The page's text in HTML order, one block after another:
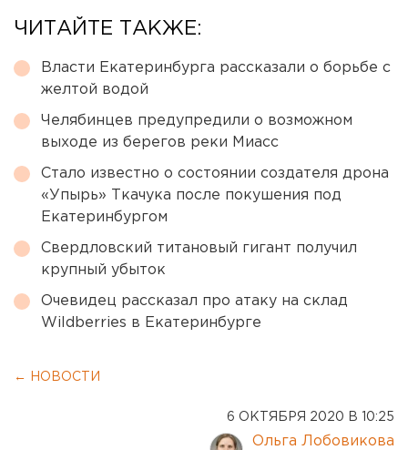
ЧИТАЙТЕ ТАКЖЕ:
Власти Екатеринбурга рассказали о борьбе с
желтой водой
Челябинцев предупредили о возможном
выходе из берегов реки Миасс
Стало известно о состоянии создателя дрона
«Упырь» Ткачука после покушения под
Екатеринбургом
Свердловский титановый гигант получил
крупный убыток
Очевидец рассказал про атаку на склад
Wildberries в Екатеринбурге
← НОВОСТИ
6 ОКТЯБРЯ 2020 В 10:25
Ольга Лобовикова